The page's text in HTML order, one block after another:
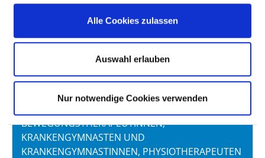
Alle Cookies zulassen
Auswahl erlauben
Nur notwendige Cookies verwenden
WÄHREND DER PRAKTSICHEN TÄTIGKEIT (GEMÄSS §
8 ABS. 3, NR. 3 PSYCHTHG)
ERGOTHERAPEUTEN UND
ERGOTHERAPEUTINNEN
BEWEGUNGSTHERAPEUTINNEN,
KRANKENGYMNASTEN UND
KRANKENGYMNASTINNEN, PHYSIOTHERAPEUTEN